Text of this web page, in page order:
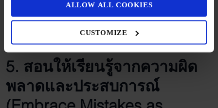
ALLOW ALL COOKIES
CUSTOMIZE
สังเกตว่าลูกมีความสนใจในเรื่องใดเป็นพิเศษ และสนับสนุนให้
พวกเขาได้เรียนรู้ในเรื่องนั้น ๆ อย่างลึกซึ้ง ไม่ว่าจะเป็นดนตรี
ศิลปะ กีฬา หรือวิทยาศาสตร์ การได้ทำในสิ่งที่รักจะช่วยให้การ
เรียนรู้เป็นเรื่องสนุกและยั่งยืน
5. สอนให้เรียนรู้จากความผิด
พลาดและประสบการณ์
(Embrace Mistakes as